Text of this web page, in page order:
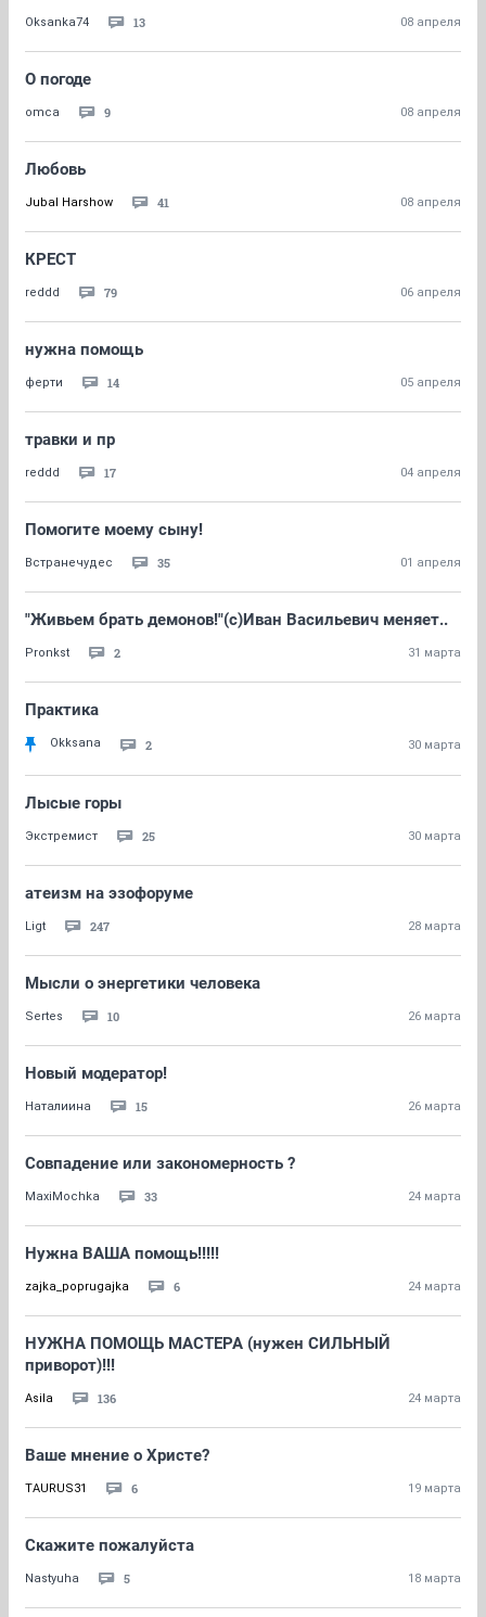
Oksanka74 13 08 апреля
О погоде
omca 9 08 апреля
Любовь
Jubal Harshow 41 08 апреля
КРЕСТ
reddd 79 06 апреля
нужна помощь
ферти 14 05 апреля
травки и пр
reddd 17 04 апреля
Помогите моему сыну!
Встранечудес 35 01 апреля
"Живьем брать демонов!"(с)Иван Васильевич меняет..
Pronkst 2 31 марта
Практика
Okksana 2 30 марта
Лысые горы
Экстремист 25 30 марта
атеизм на эзофоруме
Ligt 247 28 марта
Мысли о энергетики человека
Sertes 10 26 марта
Новый модератор!
Наталиина 15 26 марта
Совпадение или закономерность ?
MaxiMochka 33 24 марта
Нужна ВАША помощь!!!!!
zajka_poprugajka 6 24 марта
НУЖНА ПОМОЩЬ МАСТЕРА (нужен СИЛЬНЫЙ
приворот)!!!
Asila 136 24 марта
Ваше мнение о Христе?
TAURUS31 6 19 марта
Скажите пожалуйста
Nastyuha 5 18 марта